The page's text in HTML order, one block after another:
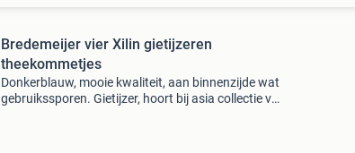
Bredemeijer vier Xilin gietijzeren
theekommetjes
Donkerblauw, mooie kwaliteit, aan binnenzijde wat
gebruikssporen. Gietijzer, hoort bij asia collectie van